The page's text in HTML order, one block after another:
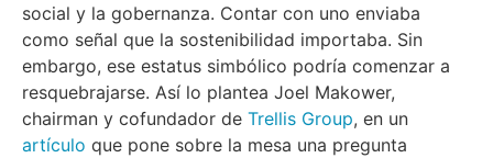
social y la gobernanza. Contar con uno enviaba
como señal que la sostenibilidad importaba. Sin
embargo, ese estatus simbólico podría comenzar a
resquebrajarse. Así lo plantea Joel Makower,
chairman y cofundador de Trellis Group, en un
artículo que pone sobre la mesa una pregunta